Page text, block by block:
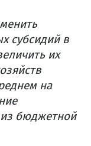
субсидий в
их
на
бюджетной